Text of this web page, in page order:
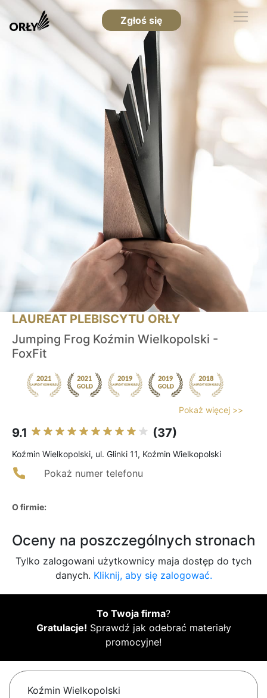
Zgłoś się
LAUREAT PLEBISCYTU ORŁY
Jumping Frog Koźmin Wielkopolski -
FoxFit
Pokaż więcej >>
9.1 (37)
Koźmin Wielkopolski, ul. Glinki 11, Koźmin Wielkopolski
Pokaż numer telefonu
O firmie:
Oceny na poszczególnych stronach
Tylko zalogowani użytkownicy maja dostęp do tych
danych. Kliknij, aby się zalogować.
To Twoja firma?
Gratulacje! Sprawdź jak odebrać materiały
promocyjne!
Koźmin Wielkopolski